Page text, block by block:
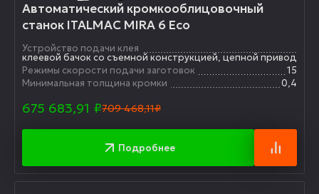
Автоматический кромкооблицовочный
станок ITALMAC MIRA 6 Eco
Устройство подачи клея
клеевой бачок со съемной конструкцией, цепной привод
Режимы скорости подачи заготовок
15
Минимальная толщина кромки
0,4
675 683,91 ₽709 468,11₽
Подробнее